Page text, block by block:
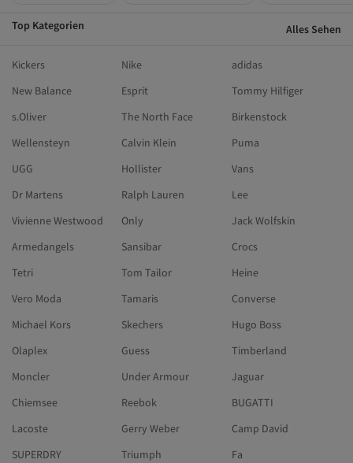
Top Kategorien Alles Sehen
Kickers Nike
adidas
New Balance
Esprit
Tommy Hilfiger
s.Oliver
The North Face
Birkenstock
Wellensteyn
Calvin Klein
Puma
UGG
Hollister
Vans
Dr Martens
Ralph Lauren
Lee
Vivienne Westwood
Only
Jack Wolfskin
Armedangels
Sansibar
Crocs
Tetri
Tom Tailor
Heine
Vero Moda
Tamaris
Converse
Michael Kors
Skechers
Hugo Boss
Olaplex
Guess
Timberland
Moncler
Under Armour
Jaguar
Chiemsee
Reebok
BUGATTI
Lacoste
Gerry Weber
Camp David
SUPERDRY
Triumph
Fa